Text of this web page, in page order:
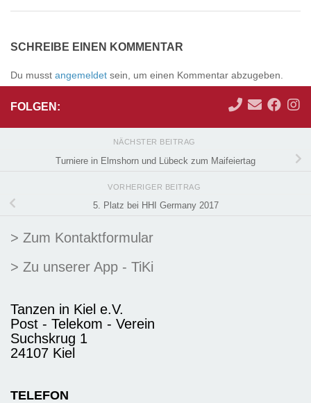
SCHREIBE EINEN KOMMENTAR
Du musst angemeldet sein, um einen Kommentar abzugeben.
FOLGEN:
NÄCHSTER BEITRAG
Turniere in Elmshorn und Lübeck zum Maifeiertag
VORHERIGER BEITRAG
5. Platz bei HHI Germany 2017
> Zum Kontaktformular
> Zu unserer App - TiKi
Tanzen in Kiel e.V.
Post - Telekom - Verein
Suchskrug 1
24107 Kiel
TELEFON